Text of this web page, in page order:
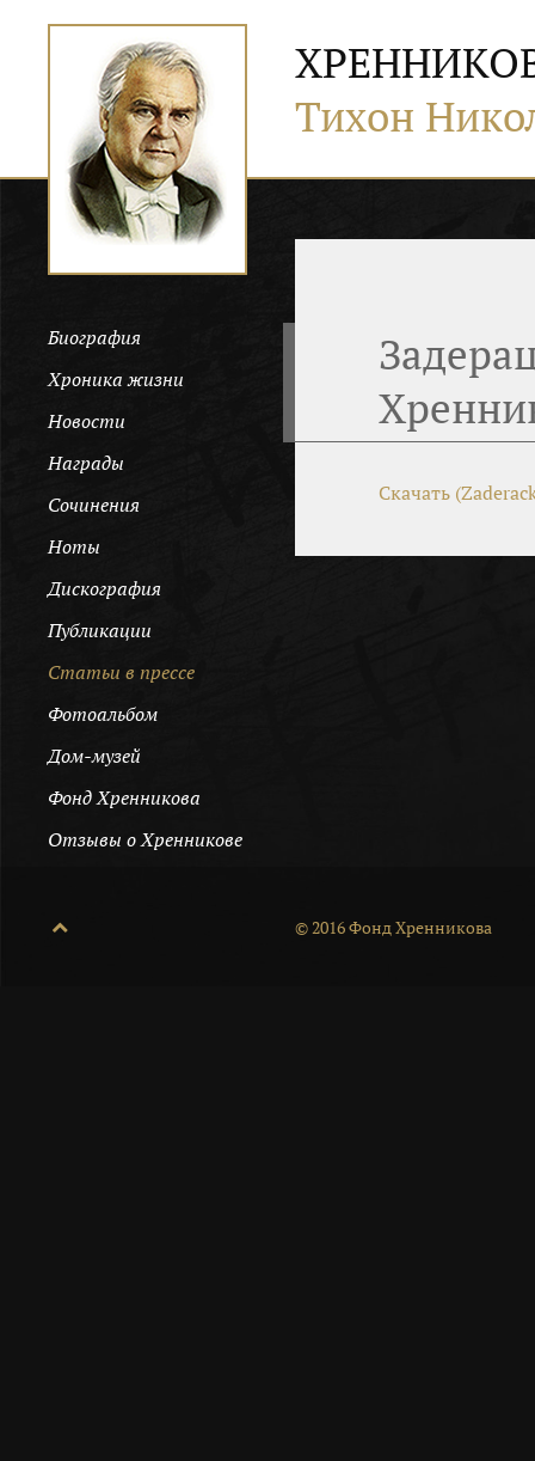
Тихон
Скачать
Биография
Хроника жизни
Новости
Награды
Сочинения
Ноты
Дискография
Публикации
Cтатьи в прессе
Фотоальбом
Дом-музей
Фонд Хренникова
Отзывы о Хренникове
© 2016 Фонд Хренникова